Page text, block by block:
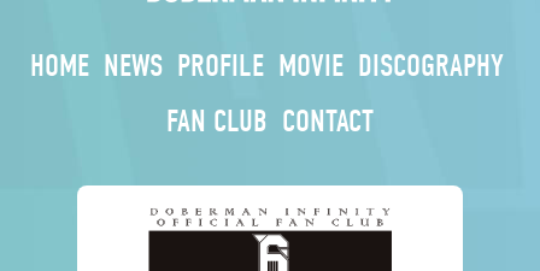
HOME NEWS PROFILE MOVIE DISCOGRAPHY
FAN CLUB CONTACT